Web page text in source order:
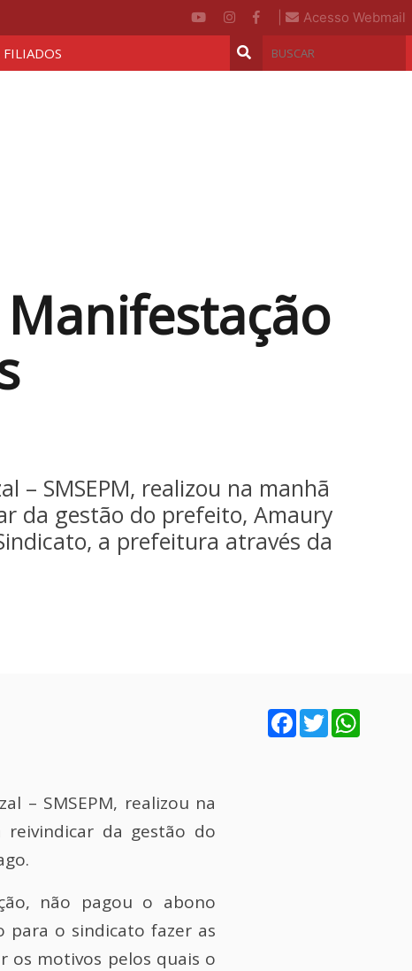
Acesso Webmail
– SMSEPM, realizou na manhã
da gestão do prefeito, Amaury
a prefeitura através da
Facebook
Twitter
– SMSEPM, realizou na
reivindicar da gestão do
não pagou o abono
para o sindicato fazer as
os motivos pelos quais o